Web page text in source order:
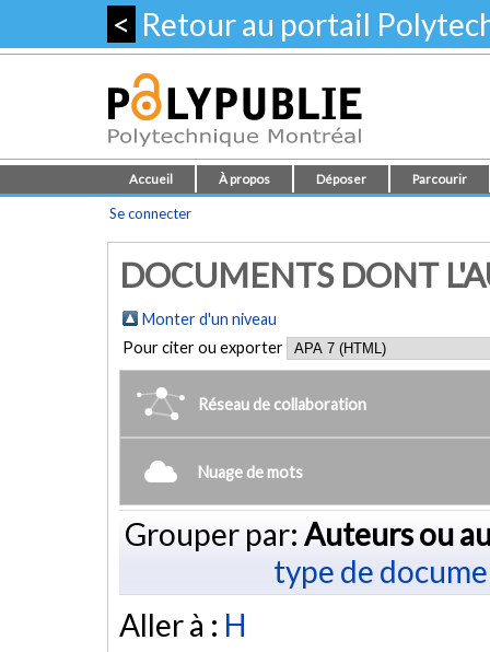
< Retour au portail
Accueil À propos Déposer Parcourir
Se connecter
DOCUMENTS DONT
Monter d'un niveau
Pour citer ou exporter
Réseau de collaboration
Nuage de mots
Grouper par: Auteurs ou
type de
Aller à : H